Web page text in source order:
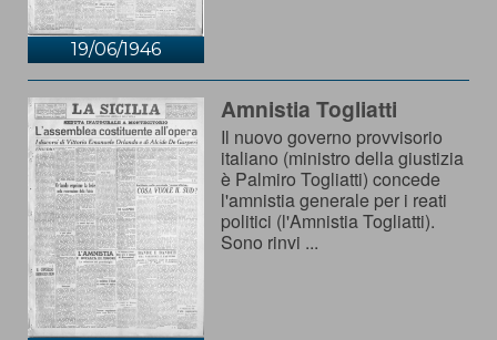
19/06/1946
Amnistia Togliatti
Il nuovo governo provvisorio
italiano (ministro della giustizia
è Palmiro Togliatti) concede
l'amnistia generale per i reati
politici (l'Amnistia Togliatti).
Sono rinvi ...